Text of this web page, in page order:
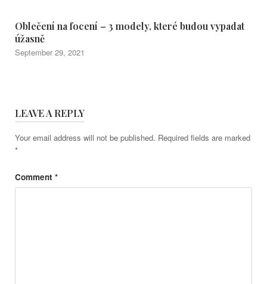
Oblečení na focení – 3 modely, které budou vypadat
úžasně
September 29, 2021
LEAVE A REPLY
Your email address will not be published. Required fields are marked
*
Comment *